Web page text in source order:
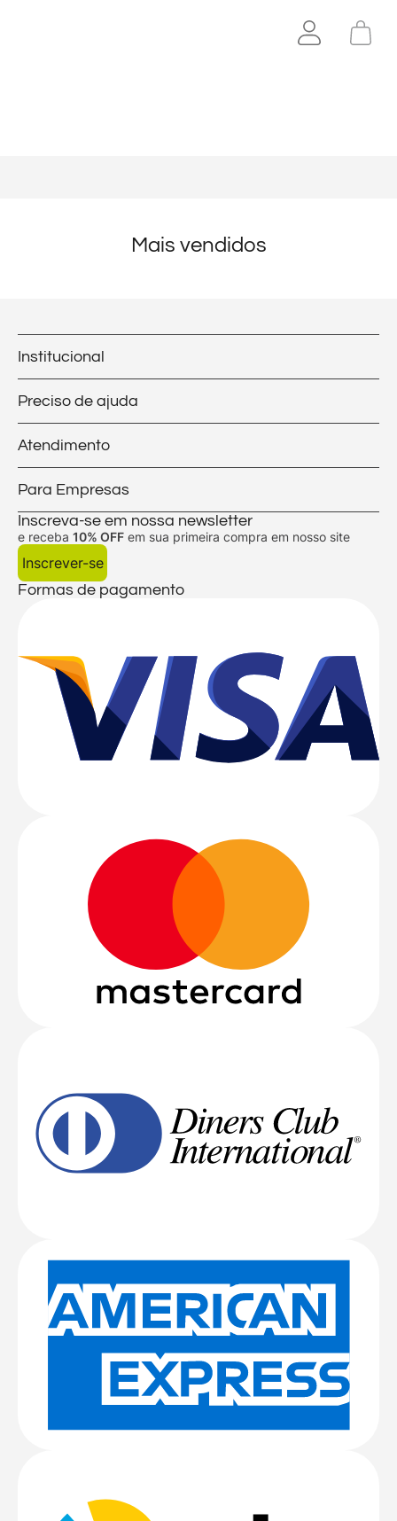
Mais vendidos
Institucional
Preciso de ajuda
Atendimento
Para Empresas
Inscreva-se em nossa newsletter
e receba 10% OFF em sua primeira compra em nosso site
Inscrever-se
Formas de pagamento